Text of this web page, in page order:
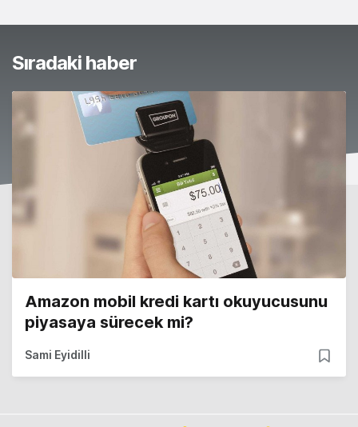
Sıradaki haber
Amazon mobil kredi kartı okuyucusunu
piyasaya sürecek mi?
Sami Eyidilli